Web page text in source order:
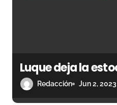
n
t
Luque deja la
Redacción Jun 2, 2023